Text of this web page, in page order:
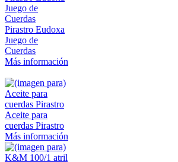
Pirastro Eudoxa
Juego de
Cuerdas
Más información
Aceite para
cuerdas Pirastro
Más información